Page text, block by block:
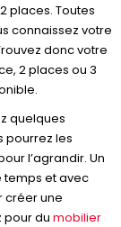
places. Toutes
connaissez votre
donc votre
2 places ou 3
quelques
pourrez les
l’agrandir. Un
temps et avec
créer une
pour du mobilier